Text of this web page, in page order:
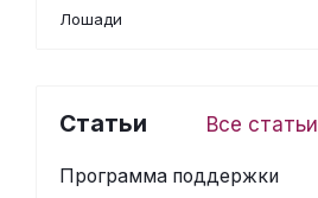
Лошади
Статьи Все статьи
Программа поддержки